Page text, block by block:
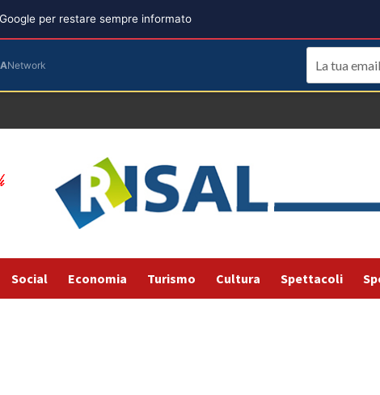
Social Economia Turismo Cultura Spettacoli
per restare sempre informato
Network